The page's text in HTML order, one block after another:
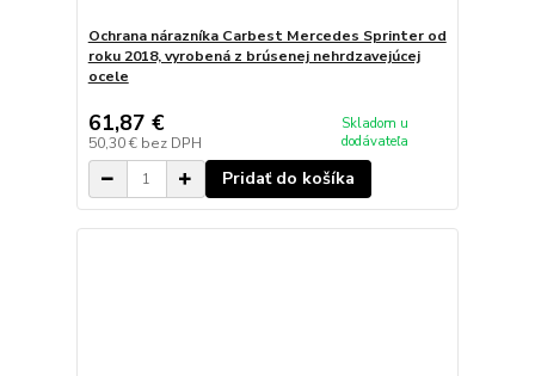
Ochrana nárazníka Carbest Mercedes Sprinter od
roku 2018, vyrobená z brúsenej nehrdzavejúcej
ocele
61,87 €
50,30 € bez DPH
Skladom u
dodávateľa
Pridať do košíka